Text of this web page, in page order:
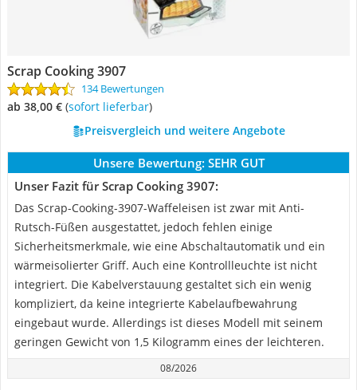
Scrap Cooking 3907
134 Bewertungen
ab 38,00 € ( Sofort lieferbar)
Preisvergleich und weitere Angebote
Unsere Bewertung: SEHR GUT
Unser Fazit für Scrap Cooking 3907:
Das Scrap-Cooking-3907-Waffeleisen ist zwar mit Anti-
Rutsch-Füßen ausgestattet, jedoch fehlen einige
Sicherheitsmerkmale, wie eine Abschaltautomatik und ein
wärmeisolierter Griff. Auch eine Kontrollleuchte ist nicht
integriert. Die Kabelverstauung gestaltet sich ein wenig
kompliziert, da keine integrierte Kabelaufbewahrung
eingebaut wurde. Allerdings ist dieses Modell mit seinem
geringen Gewicht von 1,5 Kilogramm eines der leichteren.
08/2026